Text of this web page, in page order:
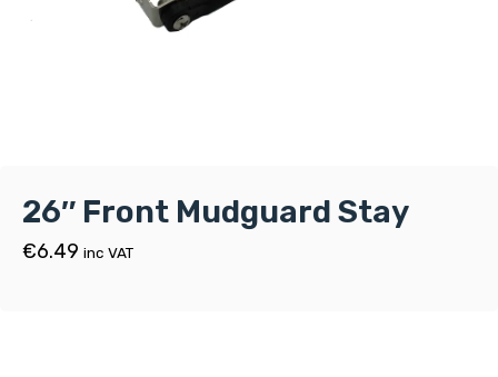
26″ Front Mudguard Stay
€6.49 inc VAT